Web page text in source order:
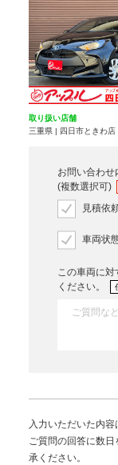
取り扱い店舗
三重県 | 四日市ときわ店
お問い合わせ
(複数選択可)
見積依
車両状
この車両に対
ください。
入力いただいた内容
ご質問の回答に数
承ください。